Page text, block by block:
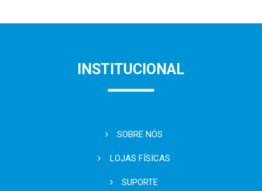
INSTITUCIONAL
SOBRE NÓS
LOJAS FÍSICAS
SUPORTE